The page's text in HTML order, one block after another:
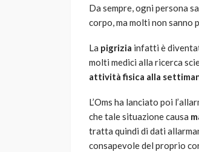
Da sempre, ogni persona
corpo, ma molti non
La pigrizia infatti è
molti medici alla ricerca
attività fisica alla
L’Oms ha lanciato poi
che tale situazione causa
tratta quindi di dati
consapevole del proprio
Robot